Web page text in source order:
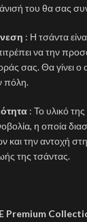
του θα σας
: Η τσάντα
να την
σας. Θα γίνει ο
πόλη.
: Το υλικό
η οποία
την αντοχή
της τσάντας.
Premium